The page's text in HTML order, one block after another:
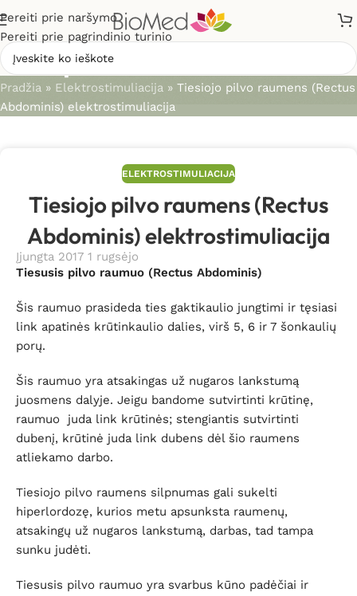
Pereiti prie naršymo
Pereiti prie pagrindinio turinio
Straipsniai
Pradžia » Elektrostimuliacija » Tiesiojo pilvo raumens (Rectus
Abdominis) elektrostimuliacija
ELEKTROSTIMULIACIJA
Tiesiojo pilvo raumens (Rectus
Abdominis) elektrostimuliacija
Įjungta 2017 1 rugsėjo
Tiesusis pilvo raumuo (Rectus Abdominis)
Šis raumuo prasideda ties gaktikaulio jungtimi ir tęsiasi
link apatinės krūtinkaulio dalies, virš 5, 6 ir 7 šonkaulių
porų.
Šis raumuo yra atsakingas už nugaros lankstumą
juosmens dalyje. Jeigu bandome sutvirtinti krūtinę,
raumuo juda link krūtinės; stengiantis sutvirtinti
dubenį, krūtinė juda link dubens dėl šio raumens
atliekamo darbo.
Tiesiojo pilvo raumens silpnumas gali sukelti
hiperlordozę, kurios metu apsunksta raumenų,
atsakingų už nugaros lankstumą, darbas, tad tampa
sunku judėti.
Tiesusis pilvo raumuo yra svarbus kūno padėčiai ir